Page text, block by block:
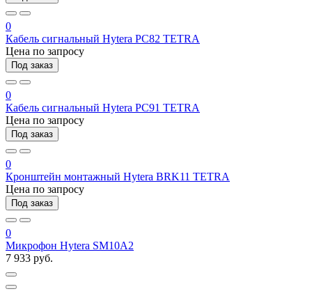
0
Кабель сигнальный Hytera PC82 TETRA
Цена по запросу
Под заказ
0
Кабель сигнальный Hytera PC91 TETRA
Цена по запросу
Под заказ
0
Кронштейн монтажный Hytera BRK11 TETRA
Цена по запросу
Под заказ
0
Микрофон Hytera SM10A2
7 933 руб.